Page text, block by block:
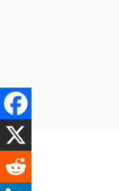
へ
ス
キ
プ